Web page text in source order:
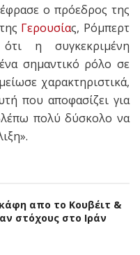
ο πρόεδρος της
Γερουσίας, Ρόμπερτ
ότι η συγκεκριμένη
σημαντικό ρόλο σε
χαρακτηριστικά,
που αποφασίζει για
πολύ δύσκολο να
απο το Κουβέιτ &
στόχους στο Ιράν